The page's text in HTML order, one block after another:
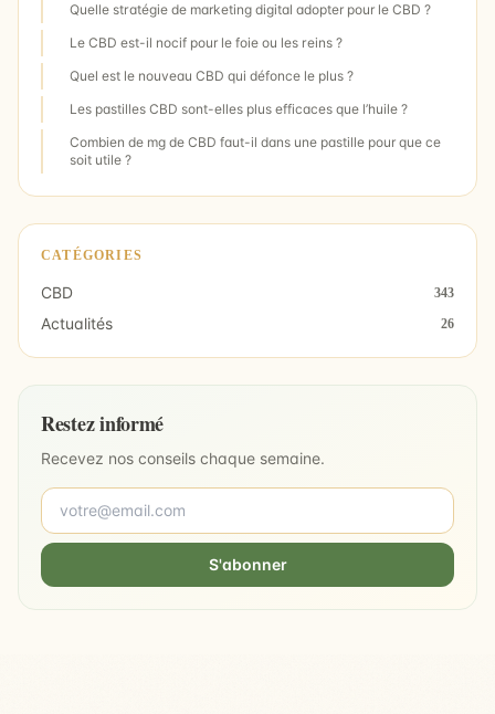
Quelle stratégie de marketing digital adopter pour le CBD ?
Le CBD est-il nocif pour le foie ou les reins ?
Quel est le nouveau CBD qui défonce le plus ?
Les pastilles CBD sont-elles plus efficaces que l’huile ?
Combien de mg de CBD faut-il dans une pastille pour que ce
soit utile ?
CATÉGORIES
CBD 343
Actualités 26
Restez informé
Recevez nos conseils chaque semaine.
S'abonner